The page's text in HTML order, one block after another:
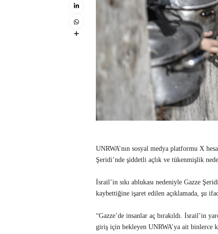
UNRWA’nın sosyal medya platformu X
Şeridi’nde şiddetli açlık ve tükenmişlik
İsrail’in sıkı ablukası nedeniyle Gazze
kaybettiğine işaret edilen açıklamada, şu
“Gazze’de insanlar aç bırakıldı. İsrail’in
giriş için bekleyen UNRWA’ya ait binlerce